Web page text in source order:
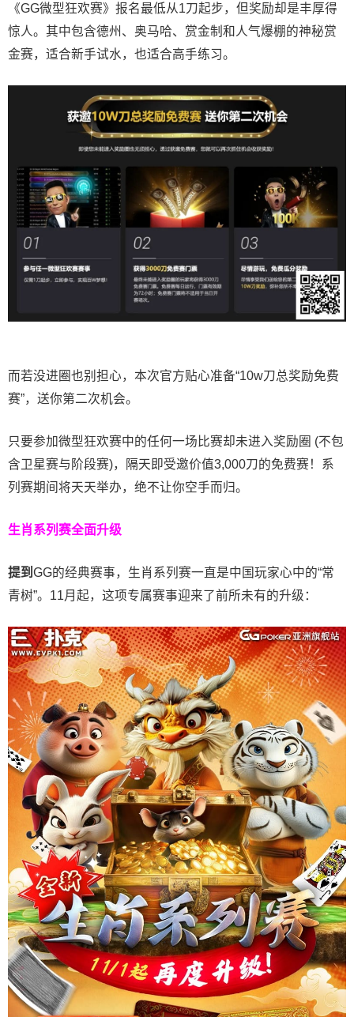
《GG微型狂欢赛》报名最低从1刀起步，但奖励却是丰厚得
惊人。其中包含德州、奥马哈、赏金制和人气爆棚的神秘赏
金赛，适合新手试水，也适合高手练习。
而若没进圈也别担心，本次官方贴心准备“10w刀总奖励免费
赛”，送你第二次机会。
只要参加微型狂欢赛中的任何一场比赛却未进入奖励圈 (不包
含卫星赛与阶段赛)，隔天即受邀价值3,000刀的免费赛！系
列赛期间将天天举办，绝不让你空手而归。
生肖系列赛全面升级
提到 GG的经典赛事，生肖系列赛一直是中国玩家心中的“常
青树”。11月起，这项专属赛事迎来了前所未有的升级：